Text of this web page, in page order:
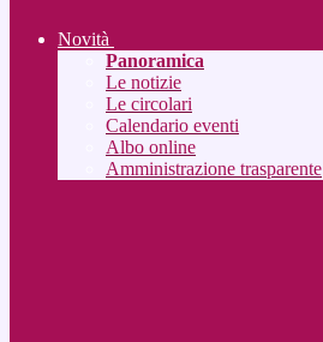
Novità
Panoramica
Le notizie
Le circolari
Calendario eventi
Albo online
Amministrazione trasparente